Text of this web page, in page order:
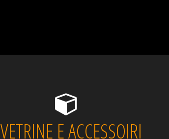
VETRINE E ACCESSOIRI